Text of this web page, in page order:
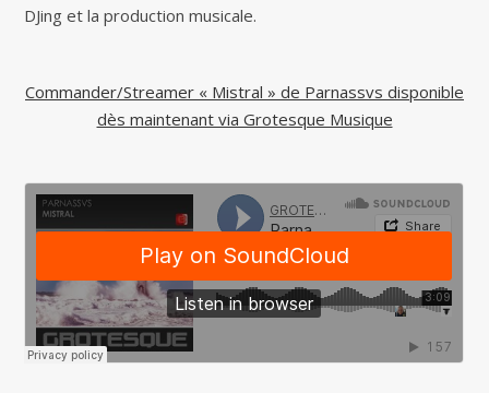
DJing et la production musicale.
Commander/Streamer « Mistral » de Parnassvs disponible
dès maintenant via Grotesque Musique